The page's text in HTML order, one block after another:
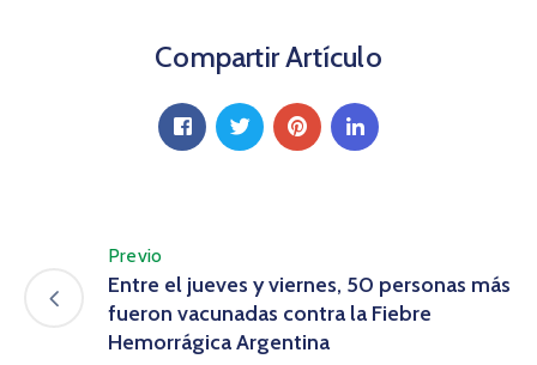
Compartir Artículo
Previo
Entre el jueves y viernes, 50 personas más
fueron vacunadas contra la Fiebre
Hemorrágica Argentina